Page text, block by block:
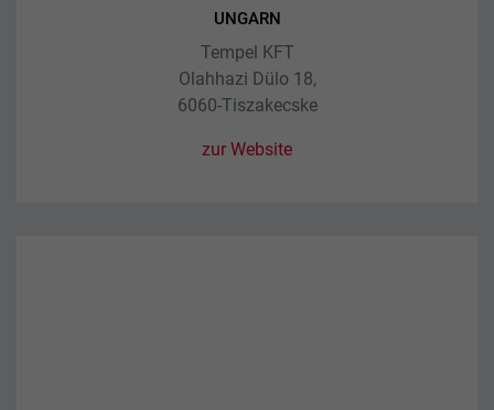
UNGARN
Tempel KFT
Olahhazi Dülo 18,
6060-Tiszakecske
zur Website